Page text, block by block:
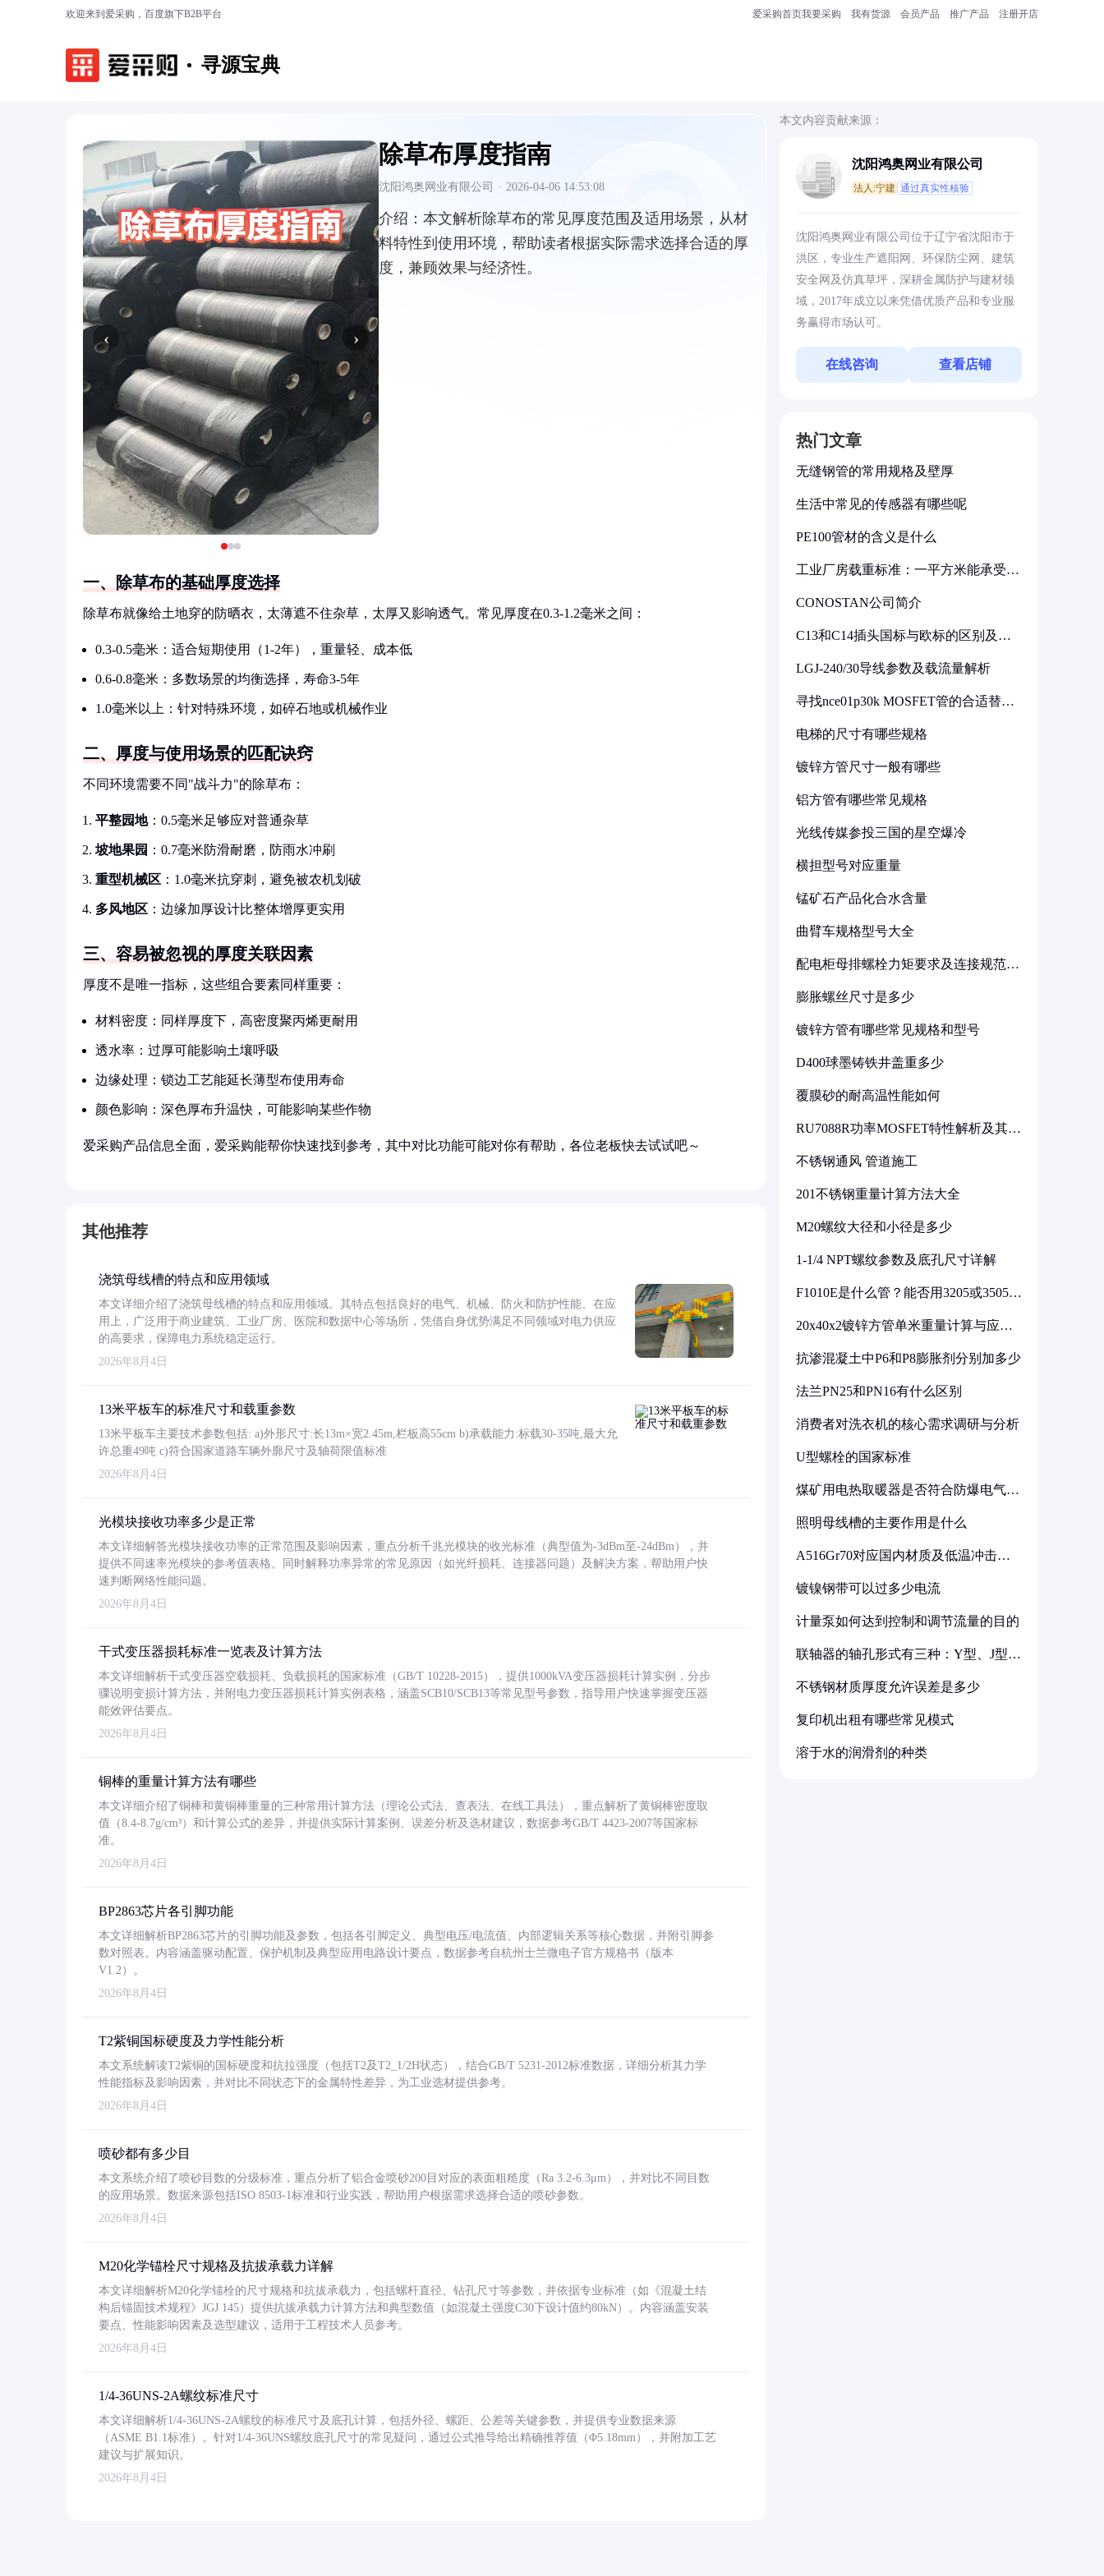
欢迎来到爱采购，百度旗下B2B平台 爱采购首页我要采购 我有货源 会员产品 推广产品 注册开店
寻源宝典
‹ ›
除草布厚度指南
沈阳鸿奥网业有限公司 · 2026-04-06 14:53:08
介绍： 本文解析除草布的常见厚度范围及适用场景，从材
料特性到使用环境，帮助读者根据实际需求选择合适的厚
度，兼顾效果与经济性。
一、除草布的基础厚度选择
除草布就像给土地穿的防晒衣，太薄遮不住杂草，太厚又影响透气。常见厚度在0.3-1.2毫米之间：
0.3-0.5毫米：适合短期使用（1-2年），重量轻、成本低
0.6-0.8毫米：多数场景的均衡选择，寿命3-5年
1.0毫米以上：针对特殊环境，如碎石地或机械作业
二、厚度与使用场景的匹配诀窍
不同环境需要不同"战斗力"的除草布：
平整园地：0.5毫米足够应对普通杂草
坡地果园 ：0.7毫米防滑耐磨，防雨水冲刷
重型机械区 ：1.0毫米抗穿刺，避免被农机划破
多风地区 ：边缘加厚设计比整体增厚更实用
三、容易被忽视的厚度关联因素
厚度不是唯一指标，这些组合要素同样重要：
材料密度：同样厚度下，高密度聚丙烯更耐用
透水率：过厚可能影响土壤呼吸
边缘处理：锁边工艺能延长薄型布使用寿命
颜色影响：深色厚布升温快，可能影响某些作物
爱采购产品信息全面，爱采购能帮你快速找到参考，其中对比功能可能对你有帮助，各位老板快去试试吧～
其他推荐
浇筑母线槽的特点和应用领域
本文详细介绍了浇筑母线槽的特点和应用领域。其特点包括良好的电气、机械、防火和防护性能。在应
用上，广泛用于商业建筑、工业厂房、医院和数据中心等场所，凭借自身优势满足不同领域对电力供应
的高要求，保障电力系统稳定运行。
2026年8月4日
13米平板车的标准尺寸和载重参数
13米平板车主要技术参数包括: a)外形尺寸:长13m×宽2.45m,栏板高55cm b)承载能力:标载30-35吨,最大允
许总重49吨 c)符合国家道路车辆外廓尺寸及轴荷限值标准
2026年8月4日
光模块接收功率多少是正常
本文详细解答光模块接收功率的正常范围及影响因素，重点分析千兆光模块的收光标准（典型值为-3dBm至-24dBm），并
提供不同速率光模块的参考值表格。同时解释功率异常的常见原因（如光纤损耗、连接器问题）及解决方案，帮助用户快
速判断网络性能问题。
2026年8月4日
干式变压器损耗标准一览表及计算方法
本文详细解析干式变压器空载损耗、负载损耗的国家标准（GB/T 10228-2015），提供1000kVA变压器损耗计算实例，分步
骤说明变损计算方法，并附电力变压器损耗计算实例表格，涵盖SCB10/SCB13等常见型号参数，指导用户快速掌握变压器
能效评估要点。
2026年8月4日
铜棒的重量计算方法有哪些
本文详细介绍了铜棒和黄铜棒重量的三种常用计算方法（理论公式法、查表法、在线工具法），重点解析了黄铜棒密度取
值（8.4-8.7g/cm³）和计算公式的差异，并提供实际计算案例、误差分析及选材建议，数据参考GB/T 4423-2007等国家标
准。
2026年8月4日
BP2863芯片各引脚功能
本文详细解析BP2863芯片的引脚功能及参数，包括各引脚定义、典型电压/电流值、内部逻辑关系等核心数据，并附引脚参
数对照表。内容涵盖驱动配置、保护机制及典型应用电路设计要点，数据参考自杭州士兰微电子官方规格书（版本
V1.2）。
2026年8月4日
T2紫铜国标硬度及力学性能分析
本文系统解读T2紫铜的国标硬度和抗拉强度（包括T2及T2_1/2H状态），结合GB/T 5231-2012标准数据，详细分析其力学
性能指标及影响因素，并对比不同状态下的金属特性差异，为工业选材提供参考。
2026年8月4日
喷砂都有多少目
本文系统介绍了喷砂目数的分级标准，重点分析了铝合金喷砂200目对应的表面粗糙度（Ra 3.2-6.3μm），并对比不同目数
的应用场景。数据来源包括ISO 8503-1标准和行业实践，帮助用户根据需求选择合适的喷砂参数。
2026年8月4日
M20化学锚栓尺寸规格及抗拔承载力详解
本文详细解析M20化学锚栓的尺寸规格和抗拔承载力，包括螺杆直径、钻孔尺寸等参数，并依据专业标准（如《混凝土结
构后锚固技术规程》JGJ 145）提供抗拔承载力计算方法和典型数值（如混凝土强度C30下设计值约80kN）。内容涵盖安装
要点、性能影响因素及选型建议，适用于工程技术人员参考。
2026年8月4日
1/4-36UNS-2A螺纹标准尺寸
本文详细解析1/4-36UNS-2A螺纹的标准尺寸及底孔计算，包括外径、螺距、公差等关键参数，并提供专业数据来源
（ASME B1.1标准）。针对1/4-36UNS螺纹底孔尺寸的常见疑问，通过公式推导给出精确推荐值（Φ5.18mm），并附加工艺
建议与扩展知识。
2026年8月4日
本文内容贡献来源：
沈阳鸿奥网业有限公司
法人:宁建 通过真实性核验
沈阳鸿奥网业有限公司位于辽宁省沈阳市于
洪区，专业生产遮阳网、环保防尘网、建筑
安全网及仿真草坪，深耕金属防护与建材领
域，2017年成立以来凭借优质产品和专业服
务赢得市场认可。
在线咨询 查看店铺
热门文章
无缝钢管的常用规格及壁厚
生活中常见的传感器有哪些呢
PE100管材的含义是什么
工业厂房载重标准：一平方米能承受多
CONOSTAN公司简介
C13和C14插头国标与欧标的区别及其
LGJ-240/30导线参数及载流量解析
寻找nce01p30k MOSFET管的合适替代
电梯的尺寸有哪些规格
镀锌方管尺寸一般有哪些
铝方管有哪些常见规格
光线传媒参投三国的星空爆冷
横担型号对应重量
锰矿石产品化合水含量
曲臂车规格型号大全
配电柜母排螺栓力矩要求及连接规范详
膨胀螺丝尺寸是多少
镀锌方管有哪些常见规格和型号
D400球墨铸铁井盖重多少
覆膜砂的耐高温性能如何
RU7088R功率MOSFET特性解析及其在
不锈钢通风 管道施工
201不锈钢重量计算方法大全
M20螺纹大径和小径是多少
1-1/4 NPT螺纹参数及底孔尺寸详解
F1010E是什么管？能否用3205或3505代
20x40x2镀锌方管单米重量计算与应用
抗渗混凝土中P6和P8膨胀剂分别加多少
法兰PN25和PN16有什么区别
消费者对洗衣机的核心需求调研与分析
U型螺栓的国家标准
煤矿用电热取暖器是否符合防爆电气设
照明母线槽的主要作用是什么
A516Gr70对应国内材质及低温冲击要
镀镍钢带可以过多少电流
计量泵如何达到控制和调节流量的目的
联轴器的轴孔形式有三种：Y型、J型、
不锈钢材质厚度允许误差是多少
复印机出租有哪些常见模式
溶于水的润滑剂的种类